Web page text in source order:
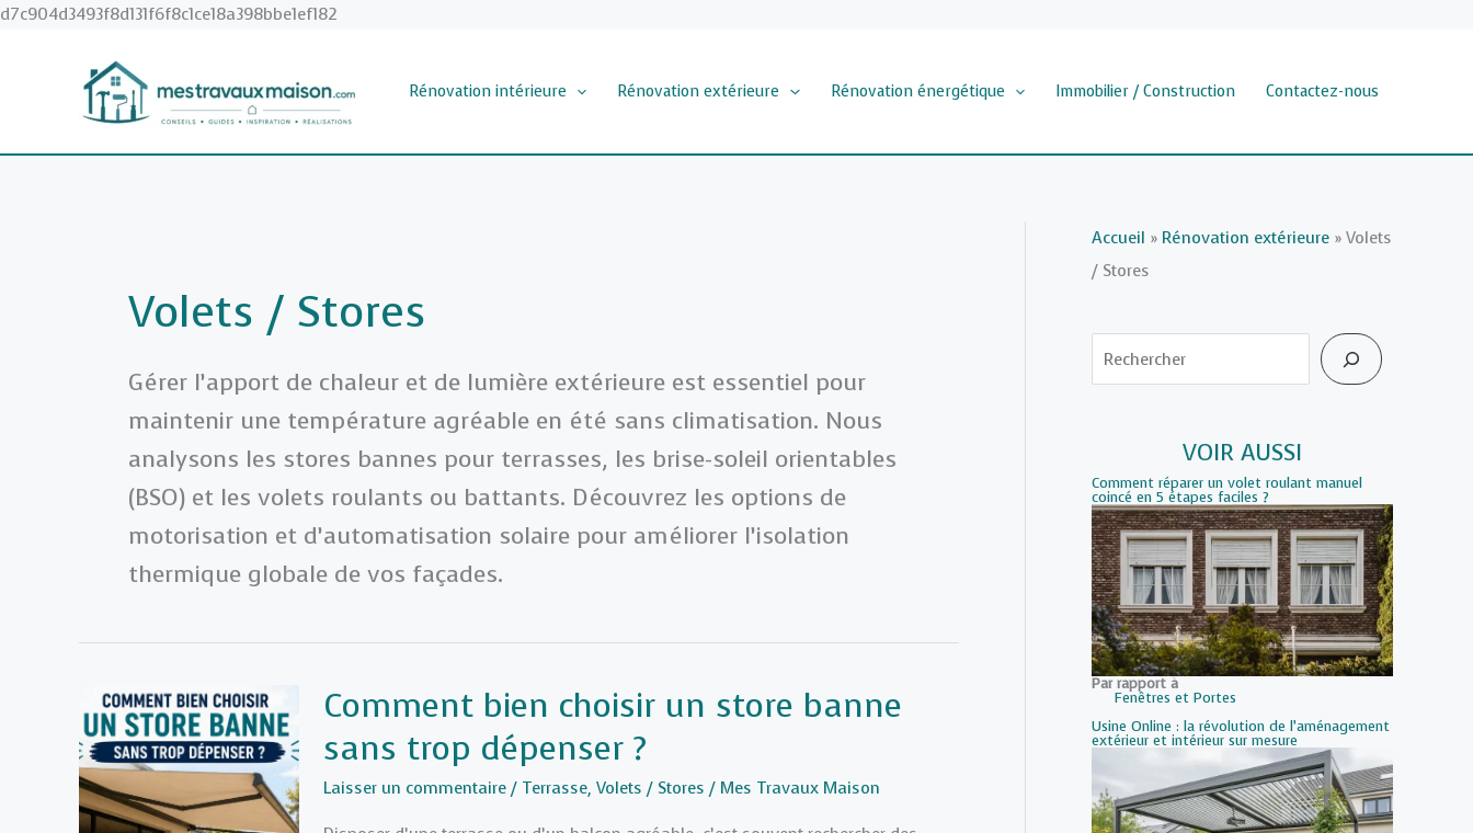
d7c904d3493f8d131f6f8c1ce18a398bbe1ef182
Rénovation intérieure Rénovation extérieure Rénovation énergétique Immobilier / Construction Contactez-nous
Volets / Stores
Gérer l’apport de chaleur et de lumière extérieure est essentiel pour
maintenir une température agréable en été sans climatisation. Nous
analysons les stores bannes pour terrasses, les brise-soleil orientables
(BSO) et les volets roulants ou battants. Découvrez les options de
motorisation et d’automatisation solaire pour améliorer l’isolation
thermique globale de vos façades.
Comment bien choisir un store banne
sans trop dépenser ?
Laisser un commentaire / Terrasse,Volets / Stores / Mes Travaux Maison
Accueil » Rénovation extérieure » Volets
/ Stores
Rechercher
VOIR AUSSI
Comment réparer un volet roulant manuel
coincé en 5 étapes faciles ?
Par rapport à
Fenêtres et Portes
Usine Online : la révolution de l’aménagement
extérieur et intérieur sur mesure